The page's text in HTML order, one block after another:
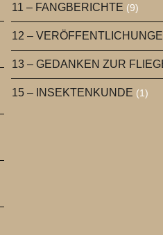
11 – FANGBERICHTE (9)
12 –
13 – GEDANKEN ZUR
15 – INSEKTENKUNDE (1)